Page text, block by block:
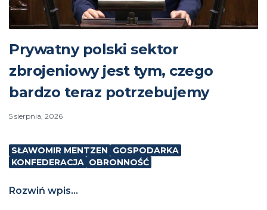
Prywatny polski sektor
zbrojeniowy jest tym, czego
bardzo teraz potrzebujemy
5 sierpnia, 2026
SŁAWOMIR MENTZEN GOSPODARKA
KONFEDERACJA OBRONNOŚĆ
Rozwiń wpis...